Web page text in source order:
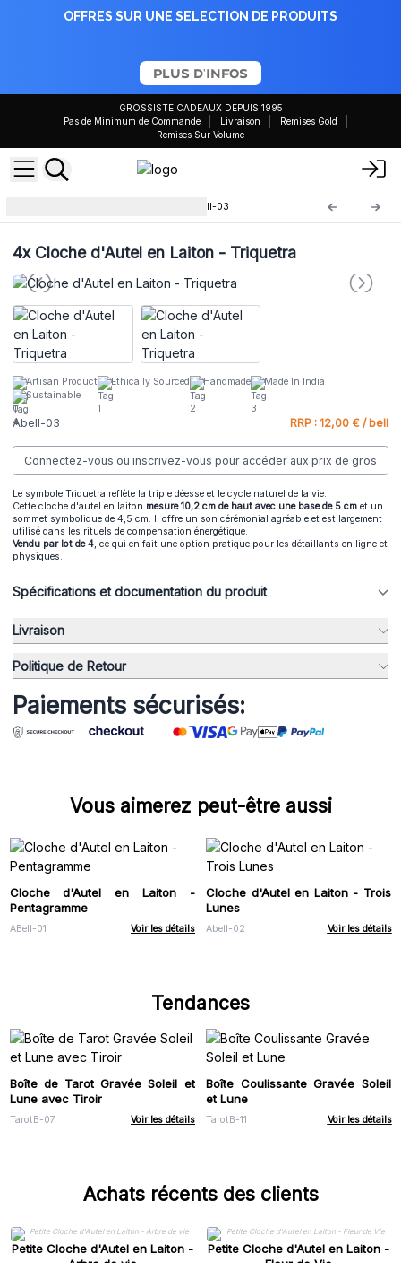
OFFRES SUR UNE SELECTION DE PRODUITS
PLUS D'INFOS
GROSSISTE CADEAUX DEPUIS 1995
Pas de Minimum de Commande
Livraison
Remises Gold
Remises Sur Volume
Abell-03
4xCloche d'Autel en Laiton - Triquetra
Artisan Product Ethically Sourced Handmade
Made In India
Sustainable
Abell-03 RRP : 12,00 € / bell
Connectez-vous ou inscrivez-vous pour accéder aux prix de gros
Le symbole Triquetra reflète la triple déesse et le cycle naturel de la vie.
Cette cloche d'autel en laiton mesure 10,2 cm de haut avec une base de 5 cm et un
sommet symbolique de 4,5 cm. Il offre un son cérémonial agréable et est largement
utilisé dans les rituels de compensation énergétique.
Vendu par lot de 4, ce qui en fait une option pratique pour les détaillants en ligne et
physiques.
Spécifications et documentation du produit
Livraison
Politique de Retour
Paiements sécurisés:
Vous aimerez peut-être aussi
Cloche d'Autel en Laiton -
Pentagramme
ABell-01 Voir les détails
Cloche d'Autel en Laiton - Trois
Lunes
Abell-02 Voir les détails
Tendances
Boîte de Tarot Gravée Soleil et
Lune avec Tiroir
TarotB-07 Voir les détails
Boîte Coulissante Gravée Soleil
et Lune
TarotB-11 Voir les détails
Achats récents des clients
Petite Cloche d'Autel en Laiton -
Arbre de vie
Petite Cloche d'Autel en Laiton -
Fleur de Vie